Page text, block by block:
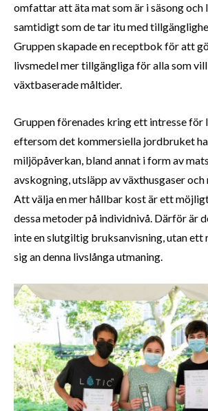
omfattar att äta mat som är i säsong
samtidigt som de tar itu med
Gruppen skapade en receptbok för att
livsmedel mer tillgängliga för alla som
växtbaserade måltider.
Gruppen förenades kring ett intresse för
eftersom det kommersiella jordbruket
miljöpåverkan, bland annat i form av
avskogning, utsläpp av växthusgaser
Att välja en mer hållbar kost är ett
dessa metoder på individnivå. Därför är
inte en slutgiltig bruksanvisning, utan
sig an denna livslånga utmaning.